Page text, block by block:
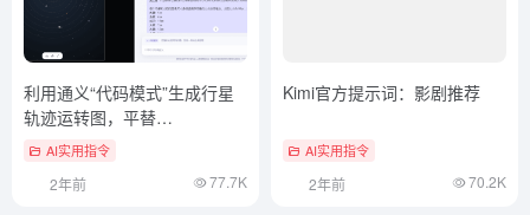
利用通义“代码模式”生成行星
轨迹运转图，平替
Artifacts/canva
AI实用指令
2年前 77.7K
Kimi官方提示词：影剧推荐
AI实用指令
2年前 70.2K